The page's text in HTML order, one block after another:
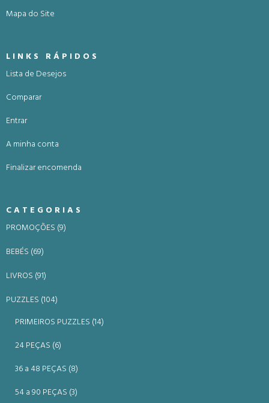
Mapa do Site
LINKS RÁPIDOS
Lista de Desejos
Comparar
Entrar
A minha conta
Finalizar encomenda
CATEGORIAS
PROMOÇÕES (9)
BEBÉS (69)
LIVROS (91)
PUZZLES (104)
PRIMEIROS PUZZLES (14)
24 PEÇAS (6)
36 a 48 PEÇAS (8)
54 a 90 PEÇAS (3)